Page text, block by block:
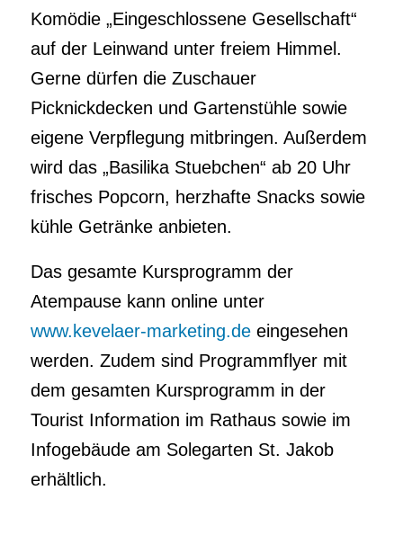
Komödie „Eingeschlossene Gesellschaft“
auf der Leinwand unter freiem Himmel.
Gerne dürfen die Zuschauer
Picknickdecken und Gartenstühle sowie
eigene Verpflegung mitbringen. Außerdem
wird das „Basilika Stuebchen“ ab 20 Uhr
frisches Popcorn, herzhafte Snacks sowie
kühle Getränke anbieten.
Das gesamte Kursprogramm der
Atempause kann online unter
www.kevelaer-marketing.deeingesehen
werden. Zudem sind Programmflyer mit
dem gesamten Kursprogramm in der
Tourist Information im Rathaus sowie im
Infogebäude am Solegarten St. Jakob
erhältlich.